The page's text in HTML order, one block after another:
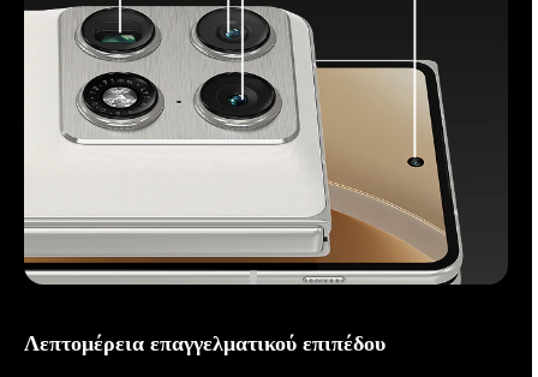
Λεπτομέρεια επαγγελματικού επιπέδου